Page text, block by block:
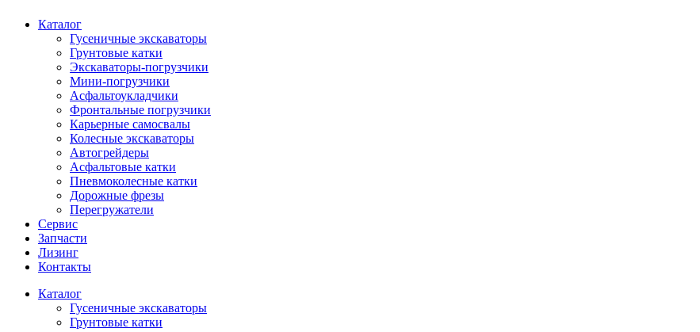
Каталог
Гусеничные экскаваторы
Грунтовые катки
Экскаваторы-погрузчики
Мини-погрузчики
Асфальтоукладчики
Фронтальные погрузчики
Карьерные самосвалы
Колесные экскаваторы
Автогрейдеры
Асфальтовые катки
Пневмоколесные катки
Дорожные фрезы
Перегружатели
Сервис
Запчасти
Лизинг
Контакты
Каталог
Гусеничные экскаваторы
Грунтовые катки